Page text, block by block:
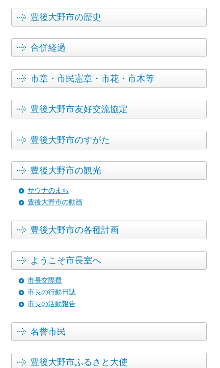
オ・ジュニアユースクラブ参加者募集のお知らせ
年7月3日）
令和8年度豊後大野市アウトドア・サウナ施設等整備事業
補助金のお知らせ
観客賞を受賞（2025年3月27日）
【お知らせ】NIKKEIプラス１なんでもランキングに「鷹
来屋ガーデンささら」が選出されました！（2024年12月
2日）
場（2024年11月21日
）
大分トリニータとの連携協力協定締結式を行いました！
随時申請受付中！祖母・傾・大崩ユネスコエコパークブ
ランド認証制度が始まりました！（2024年10月9日）
【お知らせ】ぶんご大野里の旅公社の名称が変更になり
ます（2024年9月4日
賞！（2024年8月9日）
滝の上を走れる納涼サイクリング、豊後大野をrinneさん
が行く（2024年7月31日）
サウナ推進室を新設しました
ふるさとづくり大賞を受賞した「いいサウナ研究所」の
動画が公開されました
サイクリングで豊後大野の魅力を体感！
豊後大野市の歴史
合併経過
市章・市民憲章・市花・市木等
豊後大野市友好交流協定
豊後大野市のすがた
豊後大野市の観光
サウナのまち
豊後大野市の動画
豊後大野市の各種計画
ようこそ市長室へ
市長交際費
市長の行動日誌
市長の活動報告
名誉市民
豊後大野市ふるさと大使